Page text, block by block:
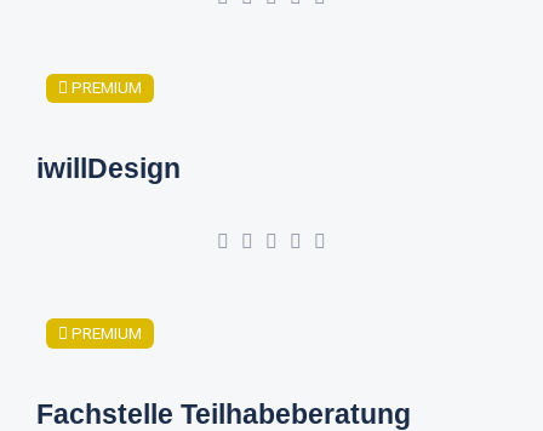
PREMIUM
iwillDesign
PREMIUM
Fachstelle Teilhabeberatung